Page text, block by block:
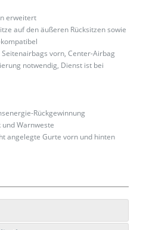
erweitert
auf den äußeren Rücksitzen sowie
vorn, Center-Airbag
notwendig, Dienst ist bei
Rückgewinnung
Warnweste
angelegte Gurte vorn und hinten